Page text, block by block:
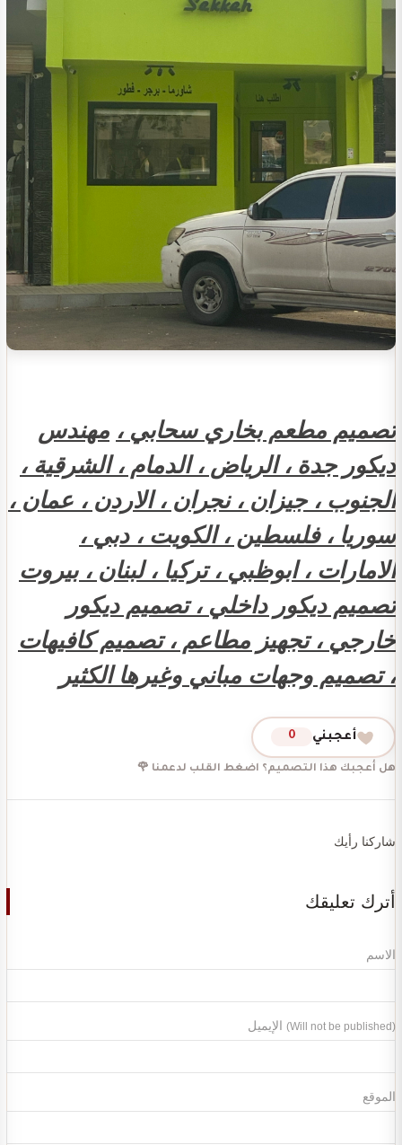
تصميم مطعم بخاري سحابي ، مهندس
ديكور جدة ، الرياض ، الدمام ، الشرقية ،
الجنوب ، جيزان ، نجران ، الاردن ، عمان ،
سوريا ، فلسطين ، الكويت ، دبي ،
الامارات ، ابوظبي ، تركيا ، لبنان ، بيروت
تصميم ديكور داخلي ، تصميم ديكور
خارجي ، تجهيز مطاعم ، تصميم كافيهات
، تصميم وجهات مباني وغيرها الكثير
أعجبني 0
هل أعجبك هذا التصميم؟ اضغط القلب لدعمنا 🌹
شاركنا رأيك
أترك تعليقك
الاسم
(Will not be published)
الموقع